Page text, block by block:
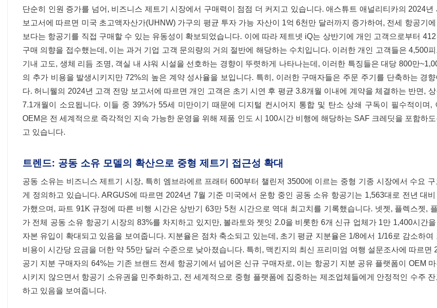
단순히 인원 증가를 넘어, 비즈니스 제트기 시장에서 구매력이 점점 더 커지고 있습니다. 애스튜트 애널리티카의 2024년
보고서에 따르면 미국 초고액자산가(UHNW) 가구의 평균 투자 가능 자산이 1억 6천만 달러까지 증가하여, 전세 항공기
보다는 항공기를 직접 구매할 수 있는 유동성이 확보되었습니다. 이에 따라 제트넷 iQ는 상반기에 개인 고객으로부터
구매 의향을 접수했는데, 이는 과거 기업 고객 문의량의 거의 절반에 해당하는 수치입니다. 이러한 개인 고객들은 4,500
기내 고도, 생체 리듬 조명, 객실 내 샤워 시설을 선호하는 경향이 뚜렷하게 나타나는데, 이러한 특징들은 대당 800만
의 추가 비용을 발생시키지만 72%의 높은 계약 성사율을 보입니다. 특히, 이러한 구매자들은 주문 주기를 단축하는 경
다. 허니웰의 2024년 고객 전망 보고서에 따르면 개인 고객은 초기 시연 후 평균 3.8개월 이내에 계약을 체결하는 반면,
7.1개월이 소요됩니다. 이들 중 39%가 55세 미만이기 때문에 디지털 컨시어지 통합 및 탄소 상쇄 구독이 필수적이며,
OEM은 전 세계적으로 즉각적인 지속 가능한 운영을 위해 제품 인도 시 100시간 비행에 해당하는 SAF 크레딧을 포함하
고 있습니다.
트렌드: 공동 소유 모델의 확산으로 중형 제트기 접근성 확대
공동 소유는 비즈니스 제트기 시장, 특히 엠브라에르 프래터 600부터 챌린저 3500에 이르는 중형 기종 시장에서 수요
게 정의하고 있습니다. ARGUS에 따르면 2024년 7월 기준 미국에서 운항 중인 공동 소유 항공기는 1,563대로 전년 대
가했으며, 파트 91K 규정에 따른 비행 시간은 상반기 63만 5천 시간으로 역대 최고치를 기록했습니다. 넷젯, 플렉스젯,
가 전체 공동 소유 항공기 시장의 83%를 차지하고 있지만, 볼라토와 젯잇 2.0을 비롯한 6개 신규 업체가 1만 1,400시간
자본 유입이 확대되고 있음을 보여줍니다. 지분율은 점차 축소되고 있는데, 초기 평균 지분율은 1/8에서 1/16로 감소하여
비용이 시간당 요금을 더한 약 55만 달러 수준으로 낮아졌습니다. 특히, 맥킨지의 최신 프리미엄 여행 설문조사에 따르면
공기 지분 구매자의 64%는 기존 브랜드 전세 항공기에서 넘어온 신규 구매자로, 이는 항공기 지분 공유 플랫폼이 OEM
시키지 않으면서 항공기 소유권을 민주화하고, 전 세계적으로 중형 플랫폼에 집중하는 제조업체들에게 안정적인 수주
하고 있음을 보여줍니다.